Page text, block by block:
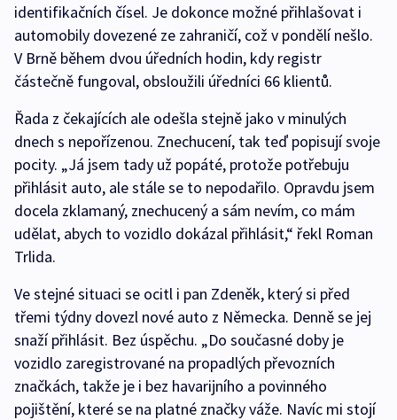
identifikačních čísel. Je dokonce možné přihlašovat i
automobily dovezené ze zahraničí, což v pondělí nešlo.
V Brně během dvou úředních hodin, kdy registr
částečně fungoval, obsloužili úředníci 66 klientů.
Řada z čekajících ale odešla stejně jako v minulých
dnech s nepořízenou. Znechucení, tak teď popisují svoje
pocity. „Já jsem tady už popáté, protože potřebuju
přihlásit auto, ale stále se to nepodařilo. Opravdu jsem
docela zklamaný, znechucený a sám nevím, co mám
udělat, abych to vozidlo dokázal přihlásit,“ řekl Roman
Trlida.
Ve stejné situaci se ocitl i pan Zdeněk, který si před
třemi týdny dovezl nové auto z Německa. Denně se jej
snaží přihlásit. Bez úspěchu. „Do současné doby je
vozidlo zaregistrované na propadlých převozních
značkách, takže je i bez havarijního a povinného
pojištění, které se na platné značky váže. Navíc mi stojí